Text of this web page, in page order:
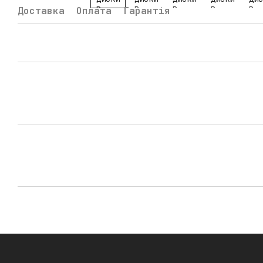
Доставка Оплата Гарантія